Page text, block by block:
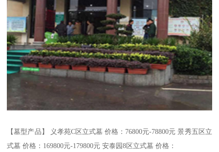
【墓型产品】 义孝苑C区立式墓 价格：76800元-78800元 景秀五区立
式墓 价格：169800元-179800元 安泰园8区立式墓 价格：